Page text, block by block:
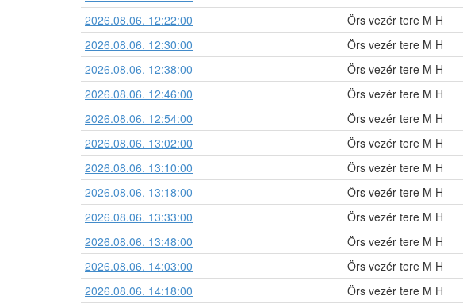
2026.08.06. 12:22:00
Örs vezér tere M H
2026.08.06. 12:30:00
Örs vezér tere M H
2026.08.06. 12:38:00
Örs vezér tere M H
2026.08.06. 12:46:00
Örs vezér tere M H
2026.08.06. 12:54:00
Örs vezér tere M H
2026.08.06. 13:02:00
Örs vezér tere M H
2026.08.06. 13:10:00
Örs vezér tere M H
2026.08.06. 13:18:00
Örs vezér tere M H
2026.08.06. 13:33:00
Örs vezér tere M H
2026.08.06. 13:48:00
Örs vezér tere M H
2026.08.06. 14:03:00
Örs vezér tere M H
2026.08.06. 14:18:00
Örs vezér tere M H